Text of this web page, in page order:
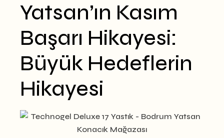
Yatsan’ın Kasım
Başarı Hikayesi:
Büyük Hedeflerin
Hikayesi